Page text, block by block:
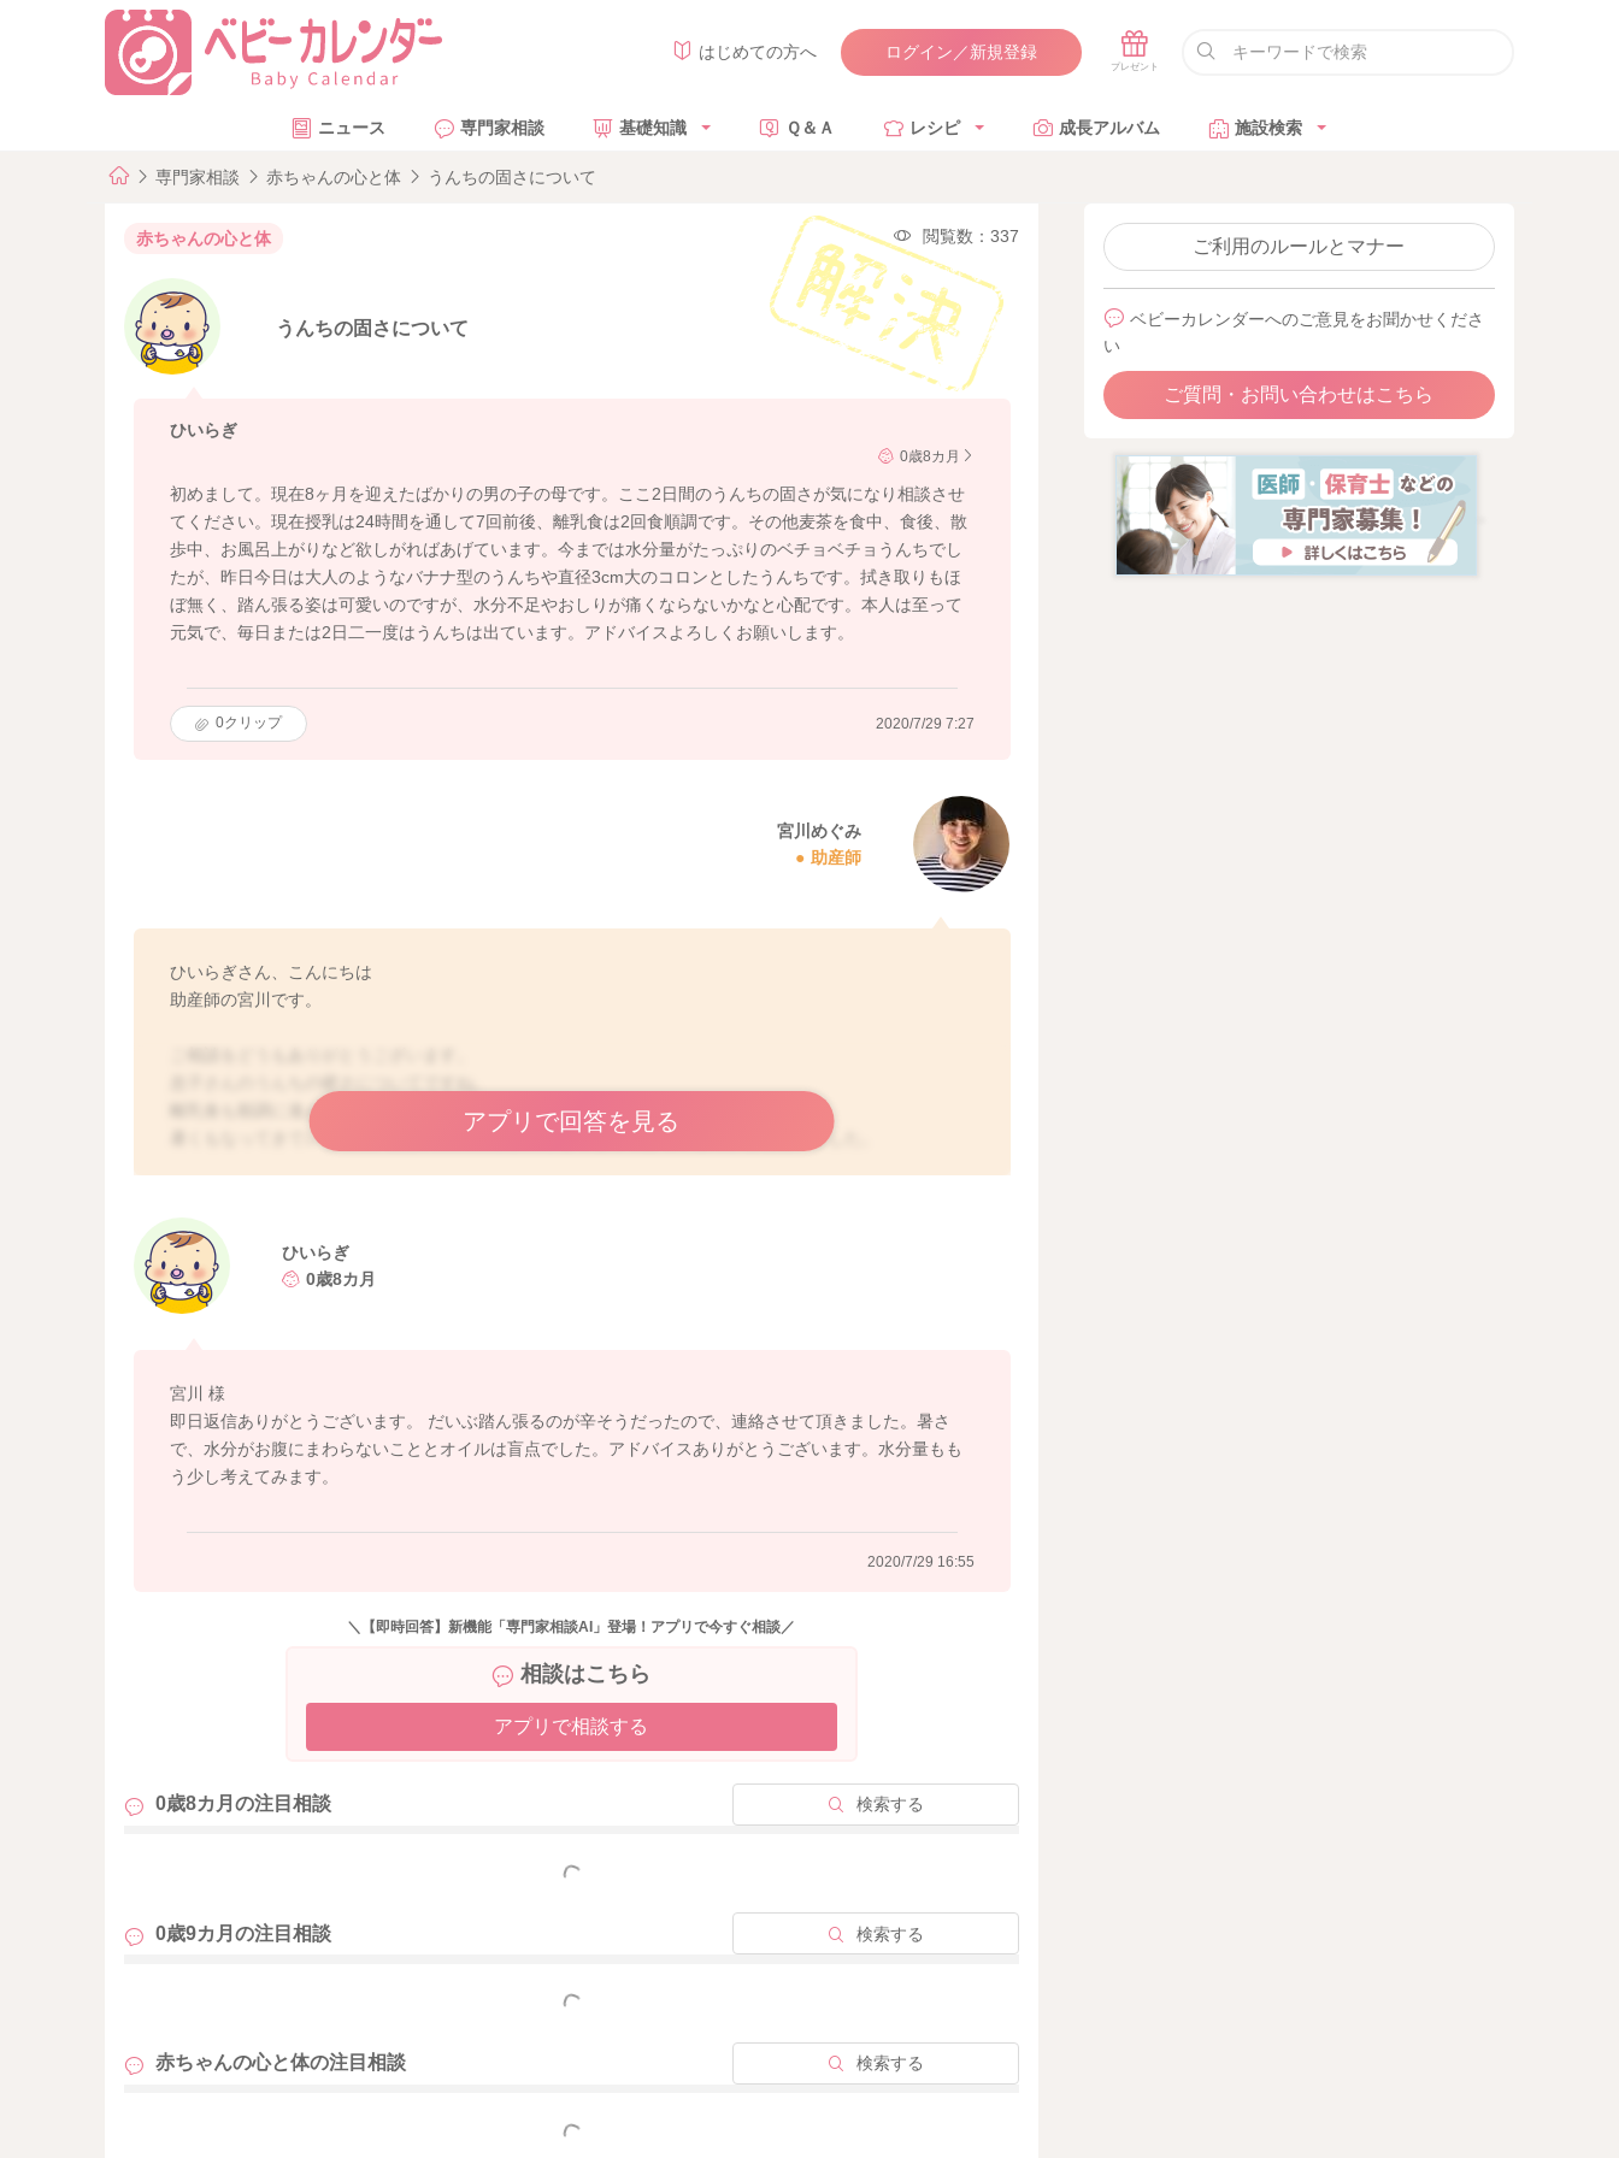
はじめての方へ ログイン／新規登録
ニュース 専門家相談 基礎知識 Ｑ＆Ａ レシピ 成長アルバム 施設検索
専門家相談 赤ちゃんの心と体 うんちの固さについて
赤ちゃんの心と体 閲覧数：337
うんちの固さについて
ひいらぎ
0歳8カ月
初めまして。現在8ヶ月を迎えたばかりの男の子の母です。ここ2日間のうんちの固さが気になり相談させ
てください。現在授乳は24時間を通して7回前後、離乳食は2回食順調です。その他麦茶を食中、食後、散
歩中、お風呂上がりなど欲しがればあげています。今までは水分量がたっぷりのベチョベチョうんちでし
たが、昨日今日は大人のようなバナナ型のうんちや直径3cm大のコロンとしたうんちです。拭き取りもほ
ぼ無く、踏ん張る姿は可愛いのですが、水分不足やおしりが痛くならないかなと心配です。本人は至って
元気で、毎日または2日二一度はうんちは出ています。アドバイスよろしくお願いします。
0クリップ 2020/7/29 7:27
宮川めぐみ
助産師
ひいらぎさん、こんにちは
助産師の宮川です。
離乳食も順調に進んでいるようですね。
暑くもなってきているので、お腹の方に水分が回らなくなってきているのかなと思いました。
るのもいいと思いますよ。
うんちを出すのにとても大変になってきているようでしたら、もう少し水分量を増やすようにしていただ
いたり、調理にバターやオイルを少量使うようにしてみていただくのもいいと思いますよ。
アプリで回答を見る
ひいらぎ
0歳8カ月
宮川 様
即日返信ありがとうございます。 だいぶ踏ん張るのが辛そうだったので、連絡させて頂きました。暑さ
で、水分がお腹にまわらないこととオイルは盲点でした。アドバイスありがとうございます。水分量もも
う少し考えてみます。
2020/7/29 16:55
＼【即時回答】新機能「専門家相談AI」登場！アプリで今すぐ相談／
相談はこちら
アプリで相談する
0歳8カ月の注目相談 検索する
もっと見る
0歳9カ月の注目相談 検索する
もっと見る
赤ちゃんの心と体の注目相談 検索する
もっと見る
ご利用のルールとマナー
ベビーカレンダーへのご意見をお聞かせくださ
い
ご質問・お問い合わせはこちら